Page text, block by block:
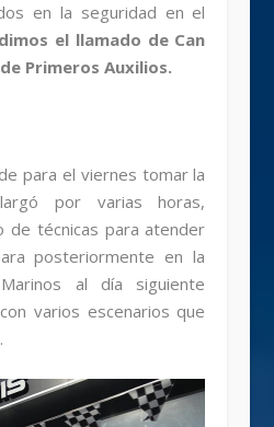
en la seguridad en el
el llamado de Can
Primeros Auxilios.
para el viernes tomar la
por varias horas,
de técnicas para atender
posteriormente en la
al día siguiente
varios escenarios que